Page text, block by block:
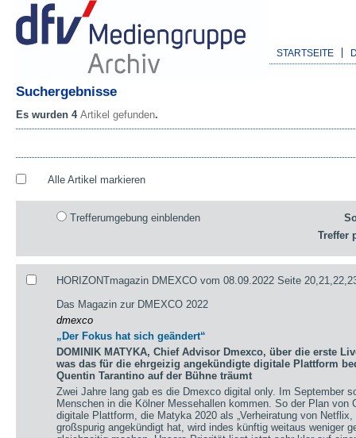
STARTSEITE
Suchergebnisse
Es wurden 4 Artikel gefunden.
Alle Artikel markieren
Trefferumgebung einblenden
Treffer
HORIZONTmagazin DMEXCO vom 08.09.2022 Seite
Das Magazin zur DMEXCO 2022
dmexco
„Der Fokus hat sich geändert“
DOMINIK MATYKA, Chief Advisor Dmexco, über die erste
was das für die ehrgeizig angekündigte digitale Plattform
Quentin Tarantino auf der Bühne träumt
Zwei Jahre lang gab es die Dmexco digital only. Im September
Menschen in die Kölner Messehallen kommen. So der Plan von
digitale Plattform, die Matyka 2020 als „Verheiratung von
großspurig angekündigt hat, wird indes künftig weitaus weniger